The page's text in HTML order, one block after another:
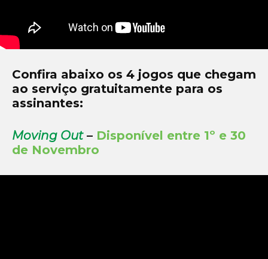
Confira abaixo os 4 jogos que chegam
ao serviço gratuitamente para os
assinantes:
Moving Out– Disponível entre 1º e 30
de Novembro